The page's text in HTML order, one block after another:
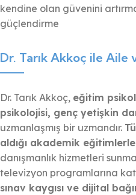
kendine olan güvenini
güçlendirme
Dr. Tarık Akkoç ile Aile
Dr. Tarık Akkoç, eğitim
psikolojisi, genç yetişkin
uzmanlaşmış bir uzmandır.
aldığı akademik eğitimlerle
danışmanlık hizmetleri
televizyon programlarına
sınav kaygısı ve dijital